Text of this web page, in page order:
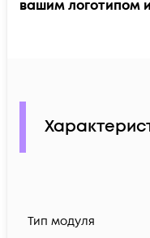
вашим логотипом
Тип модуля